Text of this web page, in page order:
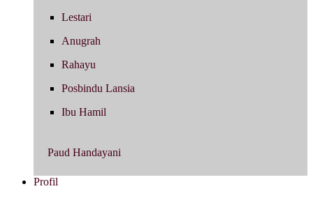
Lestari
Anugrah
Rahayu
Posbindu Lansia
Ibu Hamil
Paud Handayani
Profil